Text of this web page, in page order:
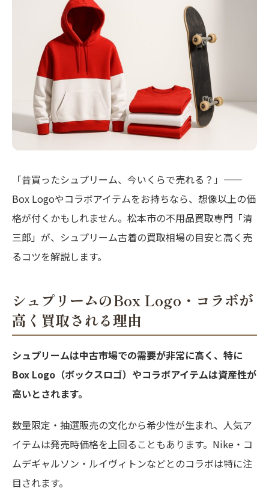
「昔買ったシュプリーム、今いくらで売れる？」——
Box Logoやコラボアイテムをお持ちなら、想像以上の価
格が付くかもしれません。松本市の不用品買取専門「清
三郎」が、シュプリーム古着の買取相場の目安と高く売
るコツを解説します。
シュプリームのBox Logo・コラボが
高く買取される理由
シュプリームは中古市場での需要が非常に高く、特に
Box Logo（ボックスロゴ）やコラボアイテムは資産性が
高いとされます。
数量限定・抽選販売の文化から希少性が生まれ、人気ア
イテムは発売時価格を上回ることもあります。Nike・コ
ムデギャルソン・ルイヴィトンなどとのコラボは特に注
目されます。